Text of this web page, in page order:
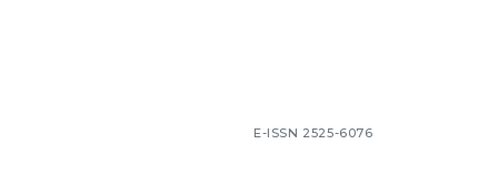
E-ISSN 2525-6076